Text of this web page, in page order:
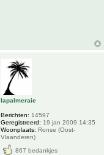
lapalmeraie
Berichten: 14597
Geregistreerd: 19 jan 2009 14:35
Woonplaats: Ronse (Oost-
Vlaanderen)
867 bedankjes